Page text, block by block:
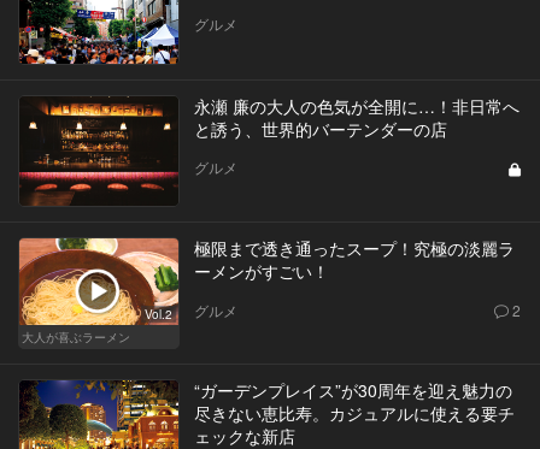
グルメ
永瀬 廉の大人の色気が全開に…！非日常へ
と誘う、世界的バーテンダーの店
グルメ
Vol.2
大人が喜ぶラーメン
極限まで透き通ったスープ！究極の淡麗ラ
ーメンがすごい！
グルメ 2
“ガーデンプレイス”が30周年を迎え魅力の
尽きない恵比寿。カジュアルに使える要チ
ェックな新店